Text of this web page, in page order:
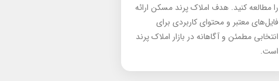
را مطالعه کنید. هدف املاک پرند مسکن ارائه
فایل‌های معتبر و محتوای کاربردی برای
انتخابی مطمئن و آگاهانه در بازار املاک پرند
است.